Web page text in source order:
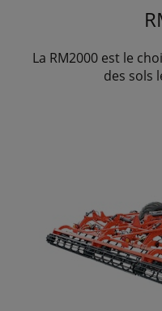
La RM2000 est le
des sols